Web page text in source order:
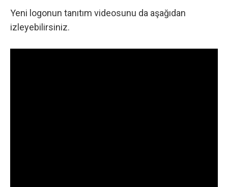
Yeni logonun tanıtım videosunu da aşağıdan
izleyebilirsiniz.